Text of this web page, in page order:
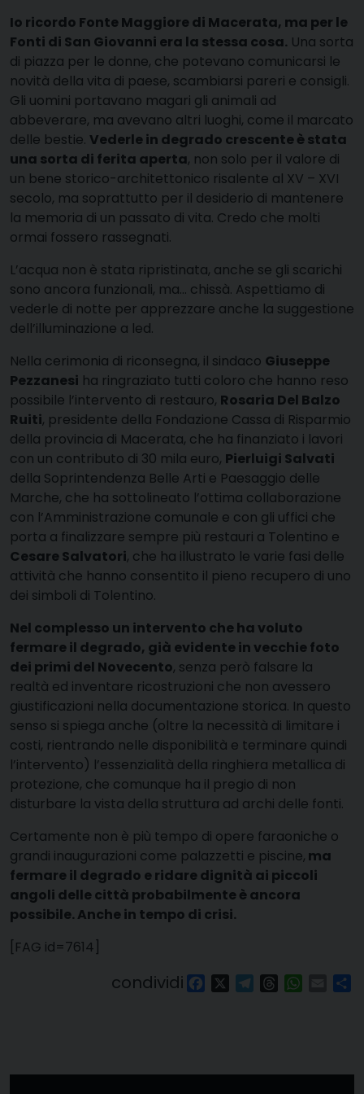
Io ricordo Fonte Maggiore di Macerata, ma per le
Fonti di San Giovanni era la stessa cosa. Una sorta
di piazza per le donne, che potevano comunicarsi le
novità della vita di paese, scambiarsi pareri e consigli.
Gli uomini portavano magari gli animali ad
abbeverare, ma avevano altri luoghi, come il marcato
delle bestie. Vederle in degrado crescente è stata
una sorta di ferita aperta, non solo per il valore di
un bene storico-architettonico risalente al XV – XVI
secolo, ma soprattutto per il desiderio di mantenere
la memoria di un passato di vita. Credo che molti
ormai fossero rassegnati.
L’acqua non è stata ripristinata, anche se gli scarichi
sono ancora funzionali, ma… chissà. Aspettiamo di
vederle di notte per apprezzare anche la suggestione
dell’illuminazione a led.
Nella cerimonia di riconsegna, il sindaco Giuseppe
Pezzanesi ha ringraziato tutti coloro che hanno reso
possibile l’intervento di restauro, Rosaria Del Balzo
Ruiti, presidente della Fondazione Cassa di Risparmio
della provincia di Macerata, che ha finanziato i lavori
con un contributo di 30 mila euro, Pierluigi Salvati
della Soprintendenza Belle Arti e Paesaggio delle
Marche, che ha sottolineato l’ottima collaborazione
con l’Amministrazione comunale e con gli uffici che
porta a finalizzare sempre più restauri a Tolentino e
Cesare Salvatori, che ha illustrato le varie fasi delle
attività che hanno consentito il pieno recupero di uno
dei simboli di Tolentino.
Nel complesso un intervento che ha voluto
fermare il degrado, già evidente in vecchie foto
dei primi del Novecento, senza però falsare la
realtà ed inventare ricostruzioni che non avessero
giustificazioni nella documentazione storica. In questo
senso si spiega anche (oltre la necessità di limitare i
costi, rientrando nelle disponibilità e terminare quindi
l’intervento) l’essenzialità della ringhiera metallica di
protezione, che comunque ha il pregio di non
disturbare la vista della struttura ad archi delle fonti.
Certamente non è più tempo di opere faraoniche o
grandi inaugurazioni come palazzetti e piscine, ma
fermare il degrado e ridare dignità ai piccoli
angoli delle città probabilmente è ancora
possibile. Anche in tempo di crisi.
[FAG id=7614]
condividi FacebookTelegram
Threads Email